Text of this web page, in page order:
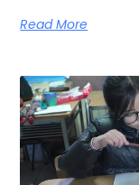
Read More